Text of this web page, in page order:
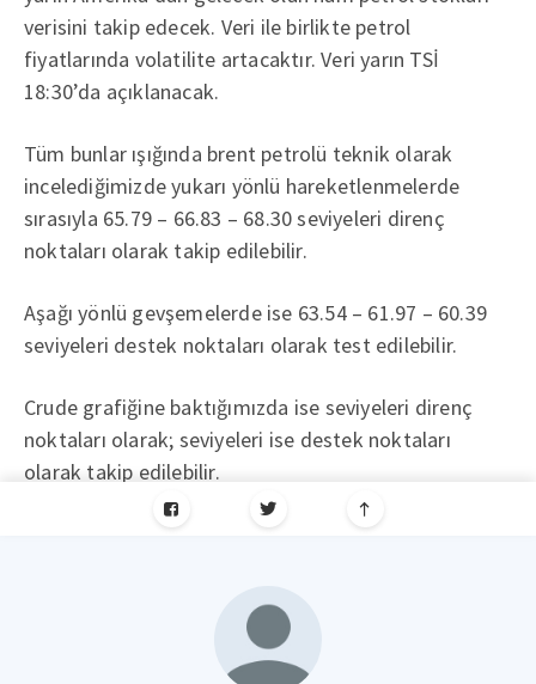
verisini takip edecek. Veri ile birlikte petrol
fiyatlarında volatilite artacaktır. Veri yarın TSİ
18:30’da açıklanacak.
Tüm bunlar ışığında brent petrolü teknik olarak
incelediğimizde yukarı yönlü hareketlenmelerde
sırasıyla 65.79 – 66.83 – 68.30 seviyeleri direnç
noktaları olarak takip edilebilir.
Aşağı yönlü gevşemelerde ise 63.54 – 61.97 – 60.39
seviyeleri destek noktaları olarak test edilebilir.
Crude grafiğine baktığımızda ise seviyeleri direnç
noktaları olarak; seviyeleri ise destek noktaları
olarak takip edilebilir.